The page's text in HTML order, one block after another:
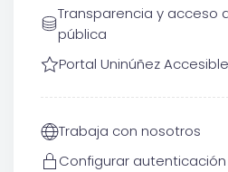
Transparencia y acceso
pública
Portal Uninúñez Accesible
Trabaja con nosotros
Configurar